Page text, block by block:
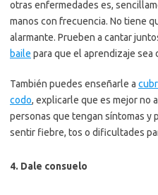
otras enfermedades es,
manos con frecuencia. No tiene
alarmante. Prueben a cantar
baile para que el aprendizaje sea
También puedes enseñarle a
codo, explicarle que es mejor no
personas que tengan síntomas y
sentir fiebre, tos o dificultades
4. Dale consuelo